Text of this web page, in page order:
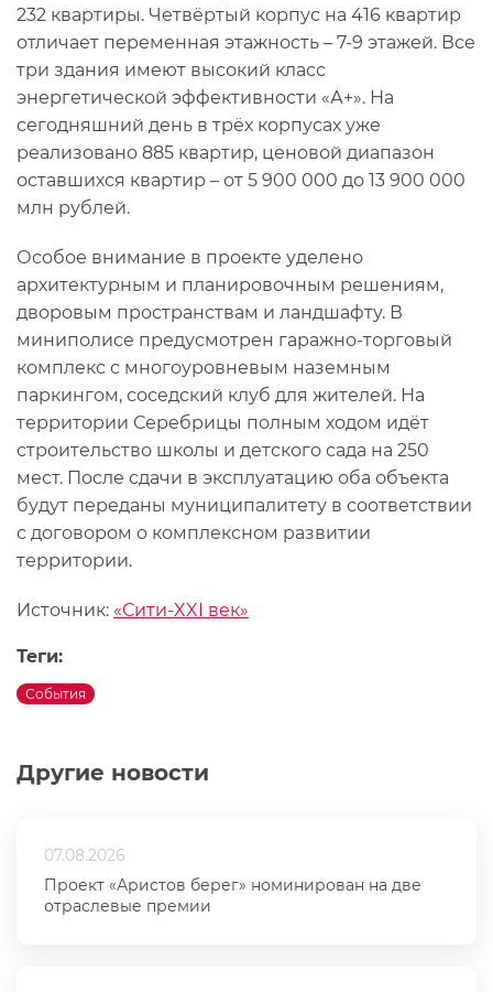
Другие новости
07.08.2026
Проект «Аристов берег» номинирован на две
отраслевые премии
232 квартиры. Четвёртый корпус на 416 квартир
отличает переменная этажность – 7-9 этажей. Все
три здания имеют высокий класс
энергетической эффективности «А+». На
сегодняшний день в трёх корпусах уже
реализовано 885 квартир, ценовой диапазон
оставшихся квартир – от 5 900 000 до 13 900 000
млн рублей.
Особое внимание в проекте уделено
архитектурным и планировочным решениям,
дворовым пространствам и ландшафту. В
миниполисе предусмотрен гаражно-торговый
комплекс с многоуровневым наземным
паркингом, соседский клуб для жителей. На
территории Серебрицы полным ходом идёт
строительство школы и детского сада на 250
мест. После сдачи в эксплуатацию оба объекта
будут переданы муниципалитету в соответствии
с договором о комплексном развитии
территории.
Источник: «Сити-XXI век»
Теги:
События